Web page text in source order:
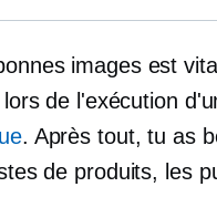
images est
lors de l'exécution
. Après tout, tu as
de produits, les